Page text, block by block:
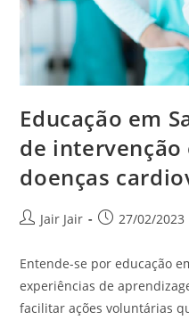
Educação em
de
doenças
Jair Jair 27/02/2023
Entende-se por educação
experiências de
facilitar ações voluntárias